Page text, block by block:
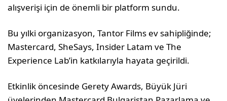
alışverişi için de önemli bir platform sundu.
Bu yılki organizasyon, Tantor Films ev sahipliğinde;
Mastercard, SheSays, Insider Latam ve The
Experience Lab’in katkılarıyla hayata geçirildi.
Etkinlik öncesinde Gerety Awards, Büyük Jüri